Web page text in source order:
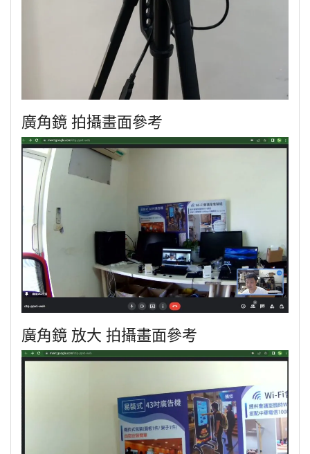
廣角鏡 拍攝畫面參考
廣角鏡 放大 拍攝畫面參考